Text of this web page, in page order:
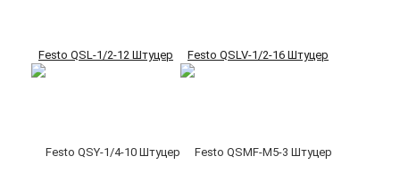
Festo QSL-1/2-12 Штуцер Festo QSLV-1/2-16 Штуцер